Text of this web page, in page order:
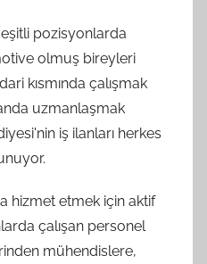
pozisyonlarda
olmuş bireyleri
kısmında çalışmak
uzmanlaşmak
iş ilanları herkes
hizmet etmek için aktif
çalışan personel
mühendislere,